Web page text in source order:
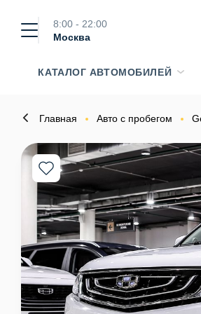
8:00 - 22:00
Москва
КАТАЛОГ АВТОМОБИЛЕЙ
Главная Авто с пробегом